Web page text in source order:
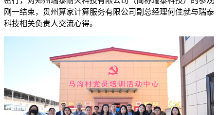
刚一结束，贵州算家计算服务有限公司副总经理何佳就与瑞泰
科技相关负责人交流心得。